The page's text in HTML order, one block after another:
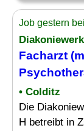
Job gestern
Facharzt
• Colditz
Die
H betreibt in